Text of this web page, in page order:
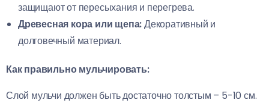
защищают от пересыхания и перегрева.
Древесная кора или щепа:Декоративный и
долговечный материал.
Как правильно мульчировать:
Слой мульчи должен быть достаточно толстым – 5-10 см.